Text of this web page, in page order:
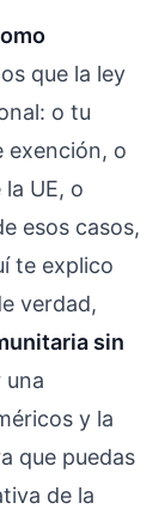
que la ley
o tu
exención, o
UE, o
esos casos,
te explico
verdad,
sin
una
y la
que puedas
de la